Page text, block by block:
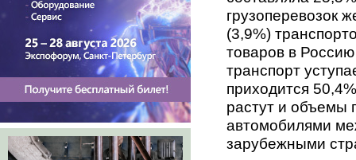
грузоперевозок
(3,9%)
товаров в
транспорт
приходится
растут и объемы
автомобилями
зарубежными